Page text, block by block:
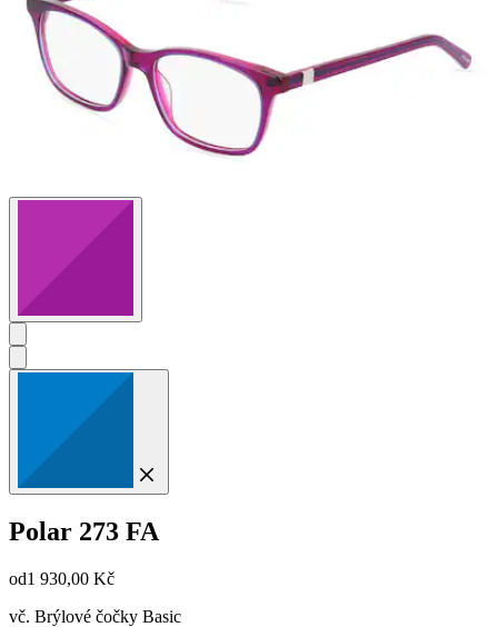
Polar 273 FA
od1 930,00 Kč
vč. Brýlové čočky Basic